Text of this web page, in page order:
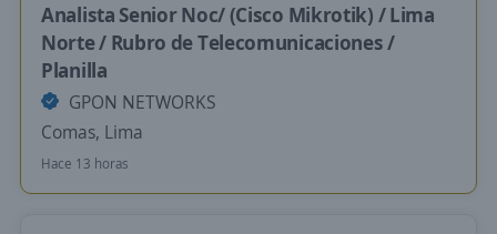
Analista Senior Noc/ (Cisco Mikrotik) / Lima
Norte / Rubro de Telecomunicaciones /
Planilla
GPON NETWORKS
Comas, Lima
Hace 13 horas